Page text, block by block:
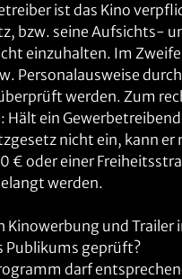
ist das Kino
bzw. seine Aufsichts-
einzuhalten. Im
Personalausweise
werden. Zum
Hält ein
nicht ein, kann
€ oder einer
werden.
Kinowerbung und Trailer
Publikums geprüft?
darf